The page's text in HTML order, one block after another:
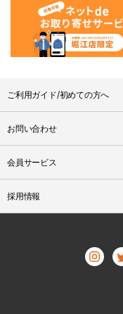
ご利用ガイド/初めての方へ
お問い合わせ
会員サービス
採用情報